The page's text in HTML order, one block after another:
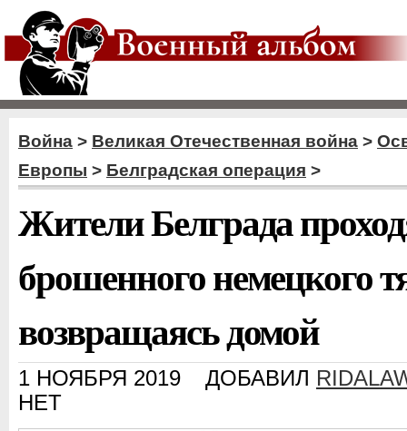
Война > Великая Отечественная война >
Европы > Белградская операция >
Жители Белграда
брошенного немецкого
возвращаясь домой
1 НОЯБРЯ 2019 ДОБАВИЛ
НЕТ